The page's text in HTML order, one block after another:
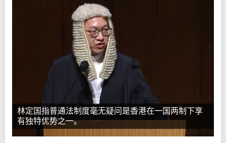
林定国指普通法制度毫无疑问是香港在一国两制下享
有独特优势之一。